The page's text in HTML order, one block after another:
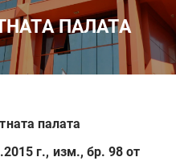
ПАЛАТА
палата
г., изм., бр. 98 от